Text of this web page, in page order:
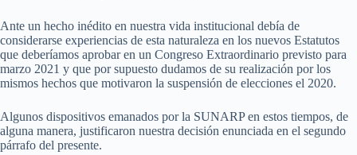
Ante un hecho inédito en nuestra vida institucional debía de
considerarse experiencias de esta naturaleza en los nuevos Estatutos
que deberíamos aprobar en un Congreso Extraordinario previsto para
marzo 2021 y que por supuesto dudamos de su realización por los
mismos hechos que motivaron la suspensión de elecciones el 2020.
Algunos dispositivos emanados por la SUNARP en estos tiempos, de
alguna manera, justificaron nuestra decisión enunciada en el segundo
párrafo del presente.